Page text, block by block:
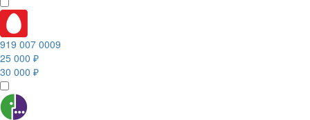
919 007 0009
25 000 ₽
30 000 ₽